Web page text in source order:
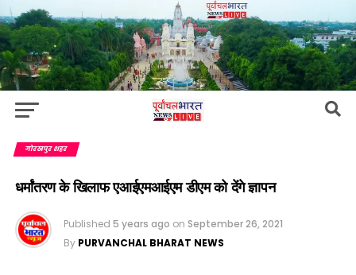
गोरखपुर शहर
धर्मांतरण के खिलाफ एआईएमआईएम डीएम को देंगे ज्ञापन
Published 5 years ago on September 26, 2021
By PURVANCHAL BHARAT NEWS